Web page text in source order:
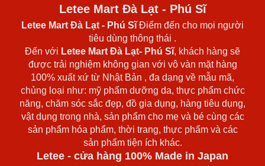
Letee Mart Đà Lạt - Phú Sĩ
Letee Mart Đà Lạt - Phú SĩĐiểm đến cho mọi người
tiêu dùng thông thái .
Đến với Letee Mart Đà Lạt- Phú Sĩ, khách hàng sẽ
được trải nghiệm không gian với vô vàn mặt hàng
100% xuất xứ từ Nhật Bản , đa dạng về mẫu mã,
chủng loại như: mỹ phẩm dưỡng da, thực phẩm chức
năng, chăm sóc sắc đẹp, đồ gia dụng, hàng tiêu dụng,
vật dụng trong nhà, sản phẩm cho mẹ và bé cùng các
sản phẩm hóa phẩm, thời trang, thực phẩm và các
sản phẩm tiện ích khác.
Letee - cửa hàng 100% Made in Japan